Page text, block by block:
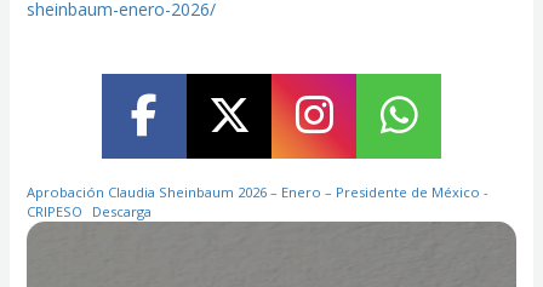
sheinbaum-enero-2026/
Aprobación Claudia Sheinbaum 2026 – Enero – Presidente de México -
CRIPESO
Descarga